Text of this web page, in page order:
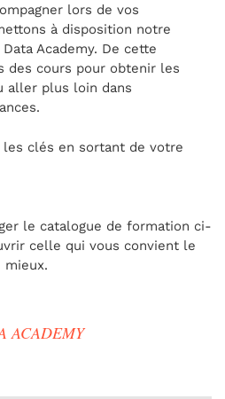
lors de vos
à disposition notre
Academy. De cette
des cours pour obtenir les
aller plus loin dans
clés en sortant de votre
le catalogue de formation ci-
celle qui vous convient le
mieux.
ACADEMY